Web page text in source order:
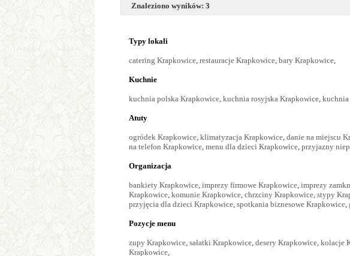
Znaleziono wyników: 3
Typy lokali
catering Krapkowice restauracje Krapkowice bary Krapkowice
Kuchnie
kuchnia polska Krapkowice kuchnia rosyjska Krapkowice kuchnia
Atuty
ogródek Krapkowice klimatyzacja Krapkowice danie na miejscu
na telefon Krapkowice menu dla dzieci Krapkowice przyjazny
Organizacja
bankiety Krapkowice imprezy firmowe Krapkowice imprezy
Krapkowice komunie Krapkowice chrzciny Krapkowice stypy
przyjęcia dla dzieci Krapkowice spotkania biznesowe Krapkowice
Pozycje menu
zupy Krapkowice sałatki Krapkowice desery Krapkowice kolacje
Krapkowice